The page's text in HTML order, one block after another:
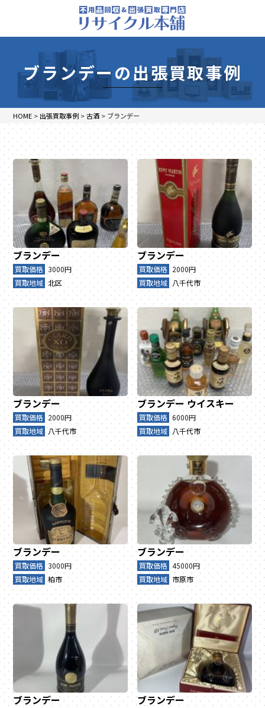
ブランデーの出張買取事例
HOME > 出張買取事例 >古酒 > ブランデー
ブランデー
買取価格 3000円
買取地域 北区
ブランデー
買取価格 2000円
買取地域 八千代市
ブランデー
買取価格 2000円
買取地域 八千代市
ブランデー ウイスキー
買取価格 6000円
買取地域 八千代市
ブランデー
買取価格 3000円
買取地域 柏市
ブランデー
買取価格 45000円
買取地域 市原市
ブランデー ブランデー